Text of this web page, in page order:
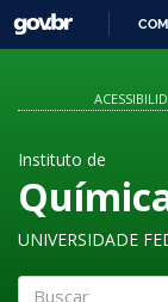
GOVBR
Instituto de
UNIVERSIDADE